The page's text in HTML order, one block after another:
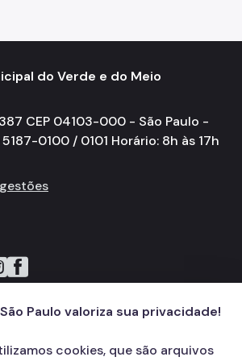
Ambiental
Ajustamento de Conduta
Climática
do Verde e do Meio
CEP 04103-000 - São Paulo -
5187-0100 / 0101 Horário: 8h às 17h
Xdo Instagram
Icone do Facebook
Paulo valoriza sua privacidade!
cookies, que são arquivos